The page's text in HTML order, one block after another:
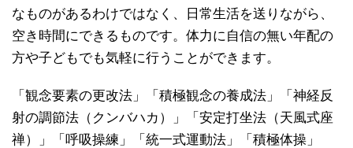
なものがあるわけではなく、日常生活を送りながら、
空き時間にできるものです。体力に自信の無い年配の
方や子どもでも気軽に行うことができます。
「観念要素の更改法」「積極観念の養成法」「神経反
射の調節法（クンバハカ）」「安定打坐法（天風式座
禅）」「呼吸操練」「統一式運動法」「積極体操」